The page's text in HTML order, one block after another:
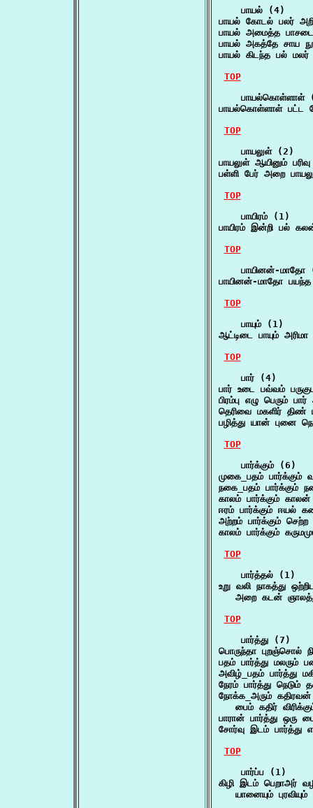
    பாயல் (4)
பாயல் கோடல் பலர்
பாயல் அமைத்த
பாயல் அகத்தே சாய
பாயல் கிடந்த பல் மலர்
TOP
பாயல்கொள்ளாள்
பாயல்கொள்ளாள் பட்ட
TOP
    பாயலுள் (2)
பாயலுள் ஆயினும்
பள்ளி பேர் அறை
TOP
    பாயிரம் (1)
பாயிரம் இன்றி பல்
TOP
பாயினன்-மாதோ
பாயினன்-மாதோ
TOP
    பாயும் (1)
ஆட்டிடை பாயும்
TOP
    பார் (4)
பார் உடை பவ்வம்
பிரம்பு எழு பெரும்
தெரிவை மகளிர்
பழித்து யான் புனை
TOP
    பார்க்கும் (6)
முகை_பதம்
நகை_பதம் பார்க்கும்
காலம் பார்க்கும்
ஈரம் பார்க்கும்
அற்றம் பார்க்கும்
காலம் பார்க்கும்
TOP
    பார்த்தல் (1)
உறு வலி நாகத்து
அறை கடன்
TOP
    பார்த்து (7)
பொருந்தா புறஞ்சொல்
பதம் பார்த்து
அவிழ்_பதம் பார்த்து
நேரம் பார்த்து
நோக்க_அரும் கதிரவன்
பைம் கதிர்
பாரான் பார்த்து
சோர்வு இடம்
TOP
    பார்ப்ப (1)
கிழி இடம் பெறாஅர்
யானையும்